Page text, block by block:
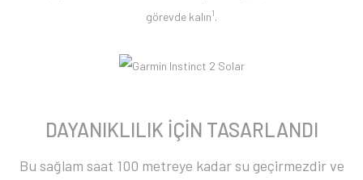
görevde kalın1.
DAYANIKLILIK İÇİN TASARLANDI
Bu sağlam saat 100 metreye kadar su geçirmezdir ve